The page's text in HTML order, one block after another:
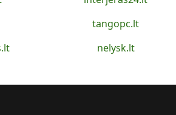
tangopc.lt
nelysk.lt